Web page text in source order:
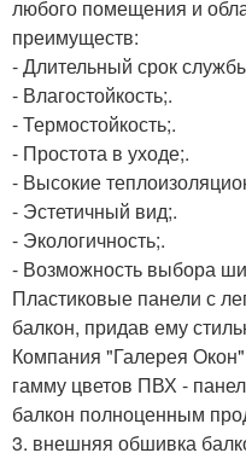
любого помещения и
преимуществ:
- Длительный срок
- Влагостойкость;.
- Термостойкость;.
- Простота в уходе;.
- Высокие
- Эстетичный вид;.
- Экологичность;.
- Возможность выбора
Пластиковые панели с
балкон, придав ему
Компания "Галерея
гамму цветов ПВХ -
балкон полноценным
3. внешняя обшивка